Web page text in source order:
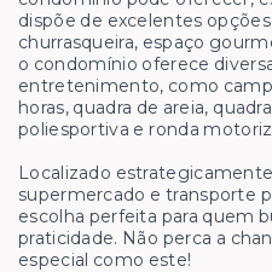
dispõe de excelentes
churrasqueira, espaço
o condomínio oferece
entretenimento, como
horas, quadra de areia,
poliesportiva e ronda
Localizado
supermercado e transporte
escolha perfeita para quem
praticidade. Não perca a
especial como este!